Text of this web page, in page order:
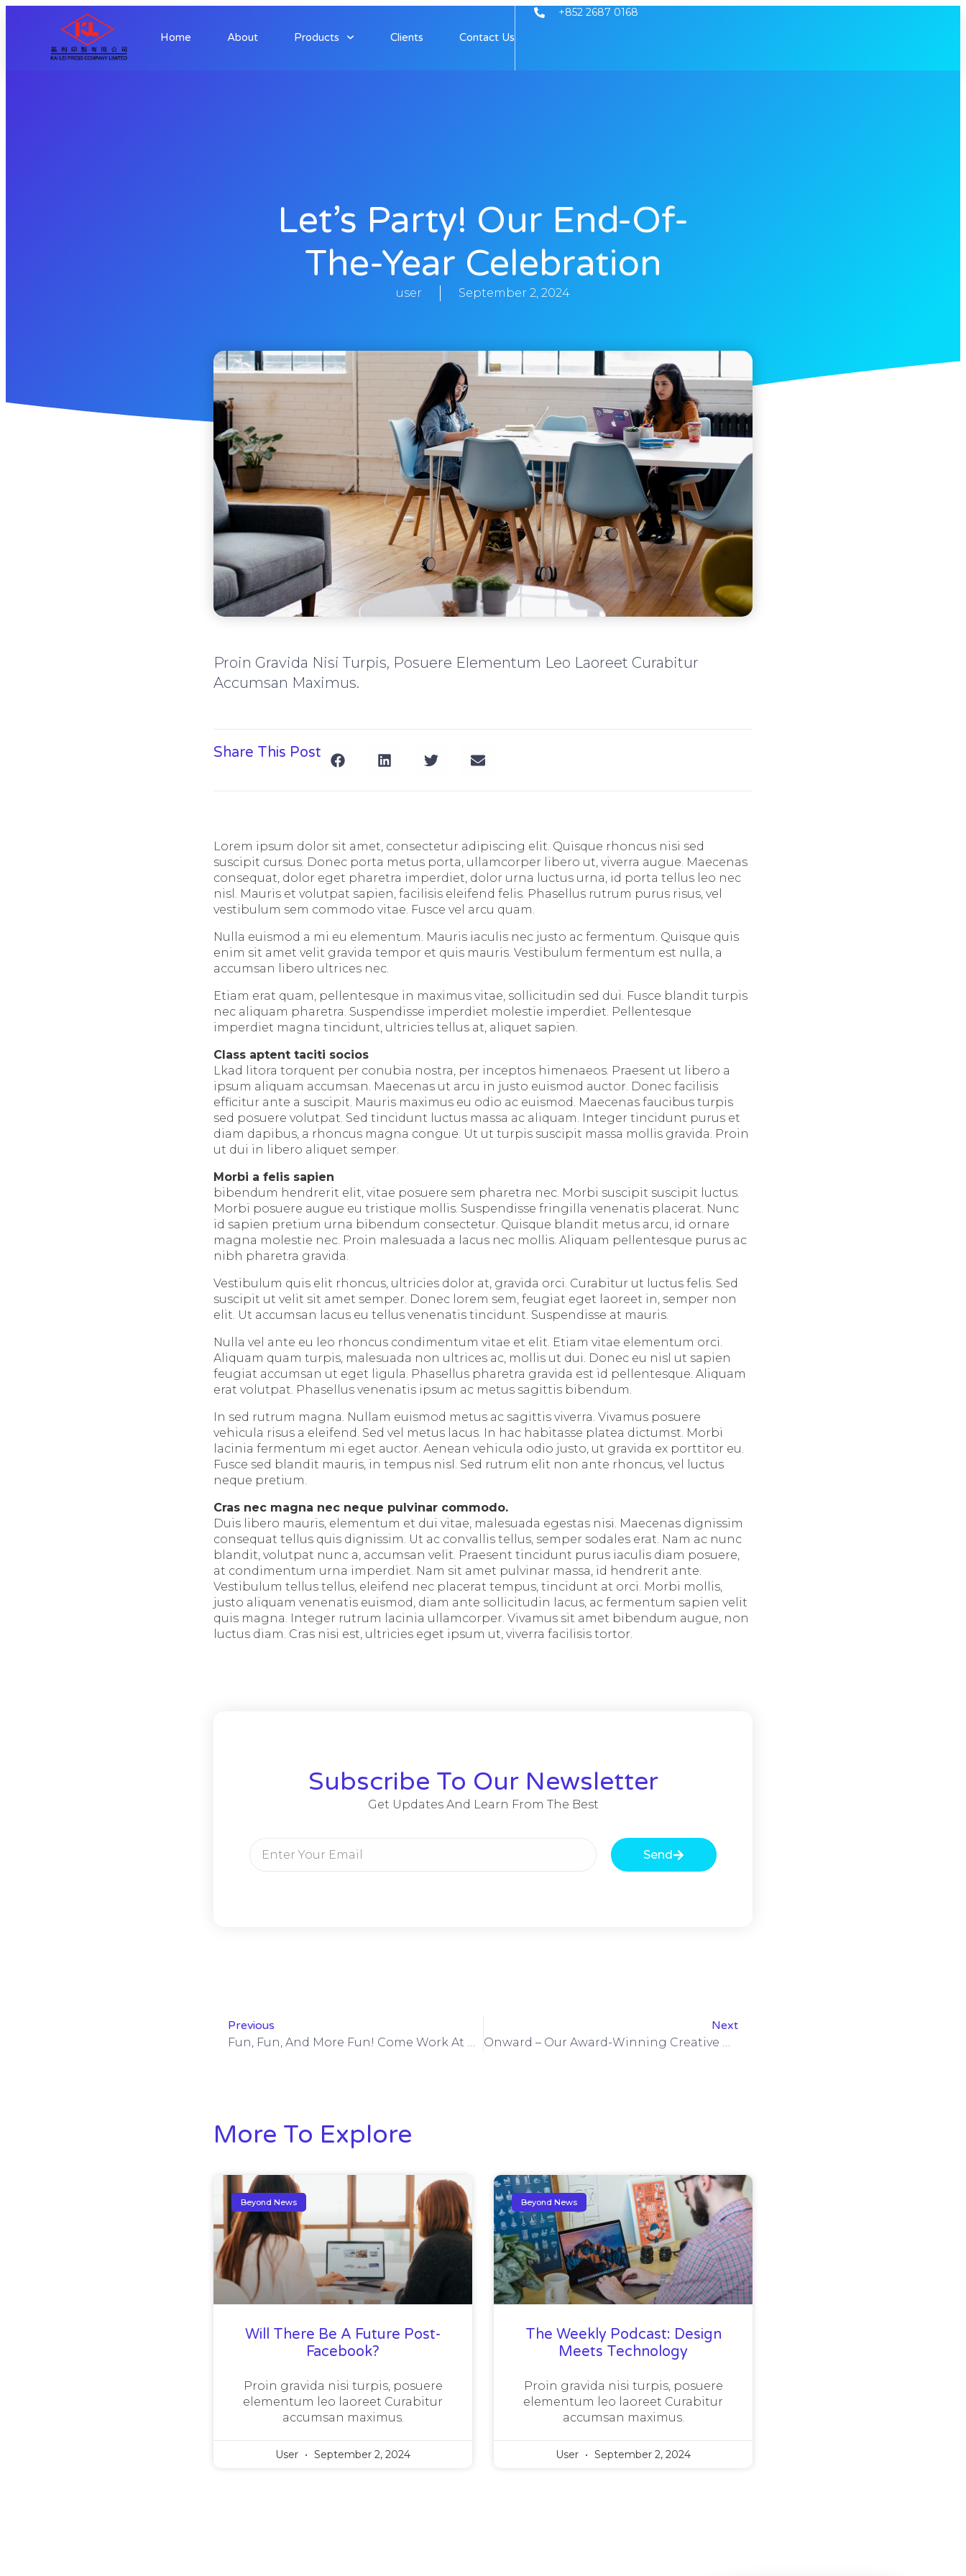
Home About Products Clients Contact Us
+852 2687 0168
Let’s Party! Our End-Of-
The-Year Celebration
user September 2, 2024
Proin Gravida Nisi Turpis, Posuere Elementum Leo Laoreet Curabitur
Accumsan Maximus.
Share This Post
Lorem ipsum dolor sit amet, consectetur adipiscing elit. Quisque rhoncus nisi sed
suscipit cursus. Donec porta metus porta, ullamcorper libero ut, viverra augue. Maecenas
consequat, dolor eget pharetra imperdiet, dolor urna luctus urna, id porta tellus leo nec
nisl. Mauris et volutpat sapien, facilisis eleifend felis. Phasellus rutrum purus risus, vel
vestibulum sem commodo vitae. Fusce vel arcu quam.
Nulla euismod a mi eu elementum. Mauris iaculis nec justo ac fermentum. Quisque quis
enim sit amet velit gravida tempor et quis mauris. Vestibulum fermentum est nulla, a
accumsan libero ultrices nec.
Etiam erat quam, pellentesque in maximus vitae, sollicitudin sed dui. Fusce blandit turpis
nec aliquam pharetra. Suspendisse imperdiet molestie imperdiet. Pellentesque
imperdiet magna tincidunt, ultricies tellus at, aliquet sapien.
Class aptent taciti socios
Lkad litora torquent per conubia nostra, per inceptos himenaeos. Praesent ut libero a
ipsum aliquam accumsan. Maecenas ut arcu in justo euismod auctor. Donec facilisis
efficitur ante a suscipit. Mauris maximus eu odio ac euismod. Maecenas faucibus turpis
sed posuere volutpat. Sed tincidunt luctus massa ac aliquam. Integer tincidunt purus et
diam dapibus, a rhoncus magna congue. Ut ut turpis suscipit massa mollis gravida. Proin
ut dui in libero aliquet semper.
Morbi a felis sapien
bibendum hendrerit elit, vitae posuere sem pharetra nec. Morbi suscipit suscipit luctus.
Morbi posuere augue eu tristique mollis. Suspendisse fringilla venenatis placerat. Nunc
id sapien pretium urna bibendum consectetur. Quisque blandit metus arcu, id ornare
magna molestie nec. Proin malesuada a lacus nec mollis. Aliquam pellentesque purus ac
nibh pharetra gravida.
Vestibulum quis elit rhoncus, ultricies dolor at, gravida orci. Curabitur ut luctus felis. Sed
suscipit ut velit sit amet semper. Donec lorem sem, feugiat eget laoreet in, semper non
elit. Ut accumsan lacus eu tellus venenatis tincidunt. Suspendisse at mauris.
Nulla vel ante eu leo rhoncus condimentum vitae et elit. Etiam vitae elementum orci.
Aliquam quam turpis, malesuada non ultrices ac, mollis ut dui. Donec eu nisl ut sapien
feugiat accumsan ut eget ligula. Phasellus pharetra gravida est id pellentesque. Aliquam
erat volutpat. Phasellus venenatis ipsum ac metus sagittis bibendum.
In sed rutrum magna. Nullam euismod metus ac sagittis viverra. Vivamus posuere
vehicula risus a eleifend. Sed vel metus lacus. In hac habitasse platea dictumst. Morbi
lacinia fermentum mi eget auctor. Aenean vehicula odio justo, ut gravida ex porttitor eu.
Fusce sed blandit mauris, in tempus nisl. Sed rutrum elit non ante rhoncus, vel luctus
neque pretium.
Cras nec magna nec neque pulvinar commodo.
Duis libero mauris, elementum et dui vitae, malesuada egestas nisi. Maecenas dignissim
consequat tellus quis dignissim. Ut ac convallis tellus, semper sodales erat. Nam ac nunc
blandit, volutpat nunc a, accumsan velit. Praesent tincidunt purus iaculis diam posuere,
at condimentum urna imperdiet. Nam sit amet pulvinar massa, id hendrerit ante.
Vestibulum tellus tellus, eleifend nec placerat tempus, tincidunt at orci. Morbi mollis,
justo aliquam venenatis euismod, diam ante sollicitudin lacus, ac fermentum sapien velit
quis magna. Integer rutrum lacinia ullamcorper. Vivamus sit amet bibendum augue, non
luctus diam. Cras nisi est, ultricies eget ipsum ut, viverra facilisis tortor.
Subscribe To Our Newsletter
Get Updates And Learn From The Best
Send
Previous
Fun, Fun, And More Fun! Come Work At Beyond
Next
Onward – Our Award-Winning Creative Campaign
More To Explore
Beyond News
Will There Be A Future Post-
Facebook?
Proin gravida nisi turpis, posuere
elementum leo laoreet Curabitur
accumsan maximus.
User September 2, 2024
Beyond News
The Weekly Podcast: Design
Meets Technology
Proin gravida nisi turpis, posuere
elementum leo laoreet Curabitur
accumsan maximus.
User September 2, 2024